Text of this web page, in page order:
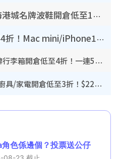
開倉優惠 | 尖沙咀海港城名牌波鞋開倉低至1折！On鞋$899起／Joy&Peace鞋履$98起
豐澤優惠勁減低至44折！Mac mini/iPhone17Pro大減價！廚房家電$220起
開倉優惠｜尖沙咀名牌行李箱開倉低至4折！一連5日 American Tourister/ace./Hallmark $200起！
廚具開倉｜特福Tefal廚具/家電開倉低至3折！$220起買平底鍋/炒鑊/湯煲！電飯煲/吸塵機/燙斗$418起